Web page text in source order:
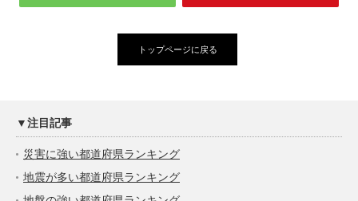
トップページに戻る
▼注目記事
災害に強い都道府県ランキング
地震が多い都道府県ランキング